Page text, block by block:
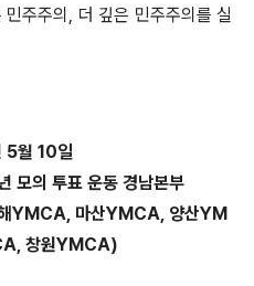
주주의, 더 깊은 민주주의를 실
월 10일
모의 투표 운동 경남본부
YMCA, 마산YMCA, 양산YM
창원YMCA)